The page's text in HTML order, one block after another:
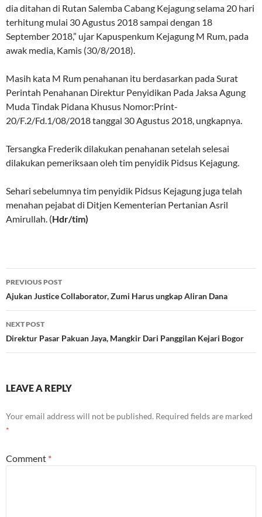
dia ditahan di Rutan Salemba Cabang Kejagung selama 20 hari
terhitung mulai 30 Agustus 2018 sampai dengan 18
September 2018,” ujar Kapuspenkum Kejagung M Rum, pada
awak media, Kamis (30/8/2018).
Masih kata M Rum penahanan itu berdasarkan pada Surat
Perintah Penahanan Direktur Penyidikan Pada Jaksa Agung
Muda Tindak Pidana Khusus Nomor:Print-
20/F.2/Fd.1/08/2018 tanggal 30 Agustus 2018, ungkapnya.
Tersangka Frederik dilakukan penahanan setelah selesai
dilakukan pemeriksaan oleh tim penyidik Pidsus Kejagung.
Sehari sebelumnya tim penyidik Pidsus Kejagung juga telah
menahan pejabat di Ditjen Kementerian Pertanian Asril
Amirullah. (Hdr/tim)
Post
navigation
PREVIOUS POST
Ajukan Justice Collaborator, Zumi Harus ungkap Aliran Dana
NEXT POST
Direktur Pasar Pakuan Jaya, Mangkir Dari Panggilan Kejari Bogor
LEAVE A REPLY
Your email address will not be published. Required fields are marked
*
Comment *